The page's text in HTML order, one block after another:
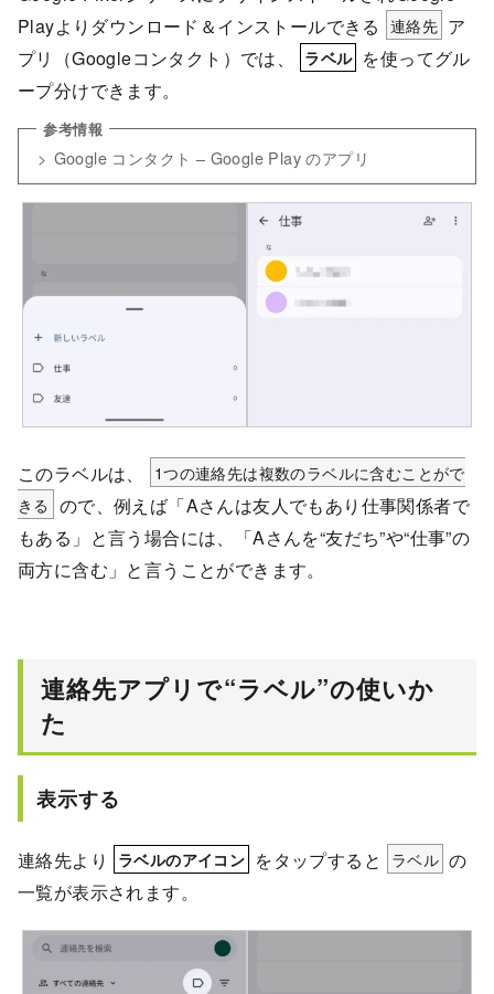
Playよりダウンロード＆インストールできる 連絡先 ア
プリ（Googleコンタクト）では、
ラベル を使ってグル
ープ分けできます。
Google コンタクト – Google Play のアプリ
このラベルは、
1つの連絡先は複数のラベルに含むことがで
きる ので、例えば「Aさんは友人でもあり仕事関係者で
もある」と言う場合には、「Aさんを“友だち”や“仕事”の
両方に含む」と言うことができます。
連絡先アプリで“ラベル”の使いか
た
表示する
連絡先より ラベルのアイコン をタップすると ラベル の
一覧が表示されます。